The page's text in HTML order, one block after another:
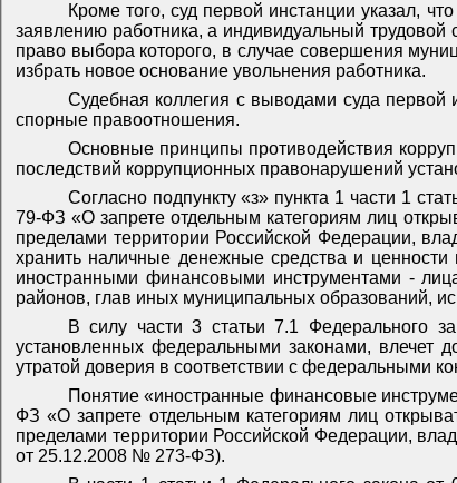
Кроме того, суд первой инстанции указал,
заявлению работника, а индивидуальный трудовой
право выбора которого, в случае совершения
избрать новое основание увольнения работника.
Судебная коллегия с выводами суда первой
спорные правоотношения.
Основные принципы противодействия
последствий коррупционных правонарушений
Согласно подпункту «з» пункта 1 части 1
79-ФЗ «О запрете отдельным категориям лиц
пределами территории Российской Федерации,
хранить наличные денежные средства и
иностранными финансовыми инструментами -
районов, глав иных муниципальных образований,
В силу части 3 статьи 7.1 Федерального
установленных федеральными законами, влечет
утратой доверия в соответствии с федеральными
Понятие «иностранные финансовые
ФЗ «О запрете отдельным категориям лиц
пределами территории Российской Федерации,
от 25.12.2008 № 273-ФЗ).